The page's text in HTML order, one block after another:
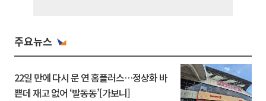
주요뉴스
22일 만에 다시 문 연 홈플러스…정상화 바
쁜데 재고 없어 ‘발동동’[가보니]